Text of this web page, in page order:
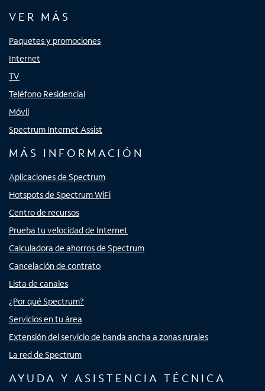
VER MÁS
Paquetes y promociones
Internet
TV
Teléfono Residencial
Móvil
Spectrum Internet Assist
MÁS INFORMACIÓN
Aplicaciones de Spectrum
Hotspots de Spectrum WiFi
Centro de recursos
Prueba tu velocidad de Internet
Calculadora de ahorros de Spectrum
Cancelación de contrato
Lista de canales
¿Por qué Spectrum?
Servicios en tu área
Extensión del servicio de banda ancha a zonas rurales
La red de Spectrum
AYUDA Y ASISTENCIA TÉCNICA